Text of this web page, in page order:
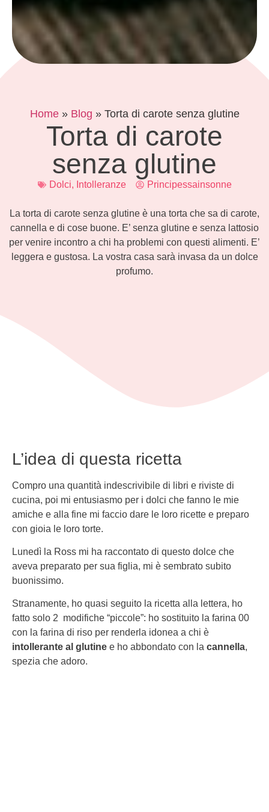
Home» Blog » Torta di carote senza glutine
Torta di carote
senza glutine
Dolci, Intolleranze Principessainsonne
La torta di carote senza glutine è una torta che sa di carote,
cannella e di cose buone. E’ senza glutine e senza lattosio
per venire incontro a chi ha problemi con questi alimenti. E’
leggera e gustosa. La vostra casa sarà invasa da un dolce
profumo.
L’idea di questa ricetta
Compro una quantità indescrivibile di libri e riviste di
cucina, poi mi entusiasmo per i dolci che fanno le mie
amiche e alla fine mi faccio dare le loro ricette e preparo
con gioia le loro torte.
Lunedì la Ross mi ha raccontato di questo dolce che
aveva preparato per sua figlia, mi è sembrato subito
buonissimo.
Stranamente, ho quasi seguito la ricetta alla lettera, ho
fatto solo 2 modifiche “piccole”: ho sostituito la farina 00
con la farina di riso per renderla idonea a chi è
intollerante al glutine e ho abbondato con la cannella,
spezia che adoro.